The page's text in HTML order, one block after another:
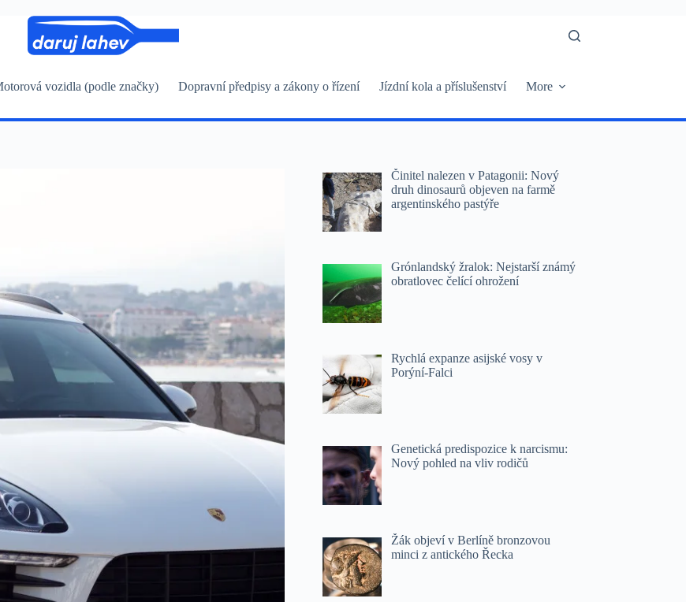
vozidla (podle značky) Dopravní předpisy a zákony o řízení Jízdní kola a příslušenství More
Činitel nalezen v Patagonii: Nový
druh dinosaurů objeven na farmě
argentinského pastýře
Grónlandský žralok: Nejstarší známý
obratlovec čelící ohrožení
Rychlá expanze asijské vosy v
Porýní-Falci
Genetická predispozice k narcismu:
Nový pohled na vliv rodičů
Žák objeví v Berlíně bronzovou
minci z antického Řecka